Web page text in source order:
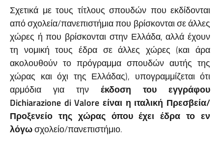
Σχετικά με τους τίτλους σπουδών που εκδίδονται
από σχολεία/πανεπιστήμια που βρίσκονται σε άλλες
χώρες ή που βρίσκονται στην Ελλάδα, αλλά έχουν
τη νομική τους έδρα σε άλλες χώρες (και άρα
ακολουθούν το πρόγραμμα σπουδών αυτής της
χώρας και όχι της Ελλάδας), υπογραμμίζεται ότι
αρμόδια για την έκδοση
του εγγράφου
Dichiarazione di Valore είναι η ιταλική Πρεσβεία/
Προξενείο της χώρας όπου έχει έδρα το εν
λόγωσχολείο/πανεπιστήμιο.